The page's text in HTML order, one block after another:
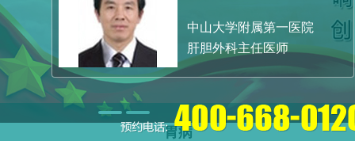
胃病
中山大学附属第一医院
肝胆外科主任医师